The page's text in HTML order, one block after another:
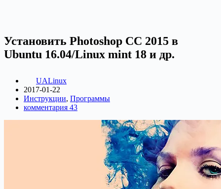
Установить Photoshop CC 2015 в
Ubuntu 16.04/Linux mint 18 и др.
UALinux
2017-01-22
Инструкции, Программы
комментария 43